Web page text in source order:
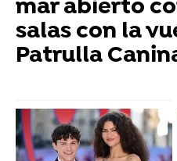
mar abierto
salas con la
Patrulla